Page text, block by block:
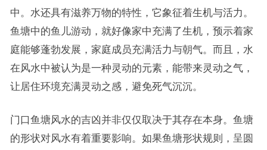
中。水还具有滋养万物的特性，它象征着生机与活力。
鱼塘中的鱼儿游动，就好像家中充满了生机，预示着家
庭能够蓬勃发展，家庭成员充满活力与朝气。而且，水
在风水中被认为是一种灵动的元素，能带来灵动之气，
让居住环境充满灵动之感，避免死气沉沉。
门口鱼塘风水的吉凶并非仅仅取决于其存在本身。鱼塘
的形状对风水有着重要影响。如果鱼塘形状规则，呈圆